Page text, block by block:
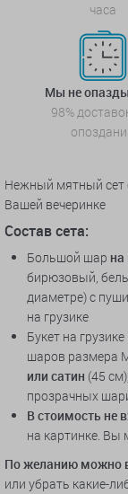
часа
Мы не
98%
Нежный мятный сет
Вашей вечеринке
Составсета:
Большой шар
бирюзовый,
диаметре) с
на грузике
Букет на
шаров размера
или сатин (45
прозрачных
В стоимость не
на картинке. Вы
По желанию можно
или убрать какие-